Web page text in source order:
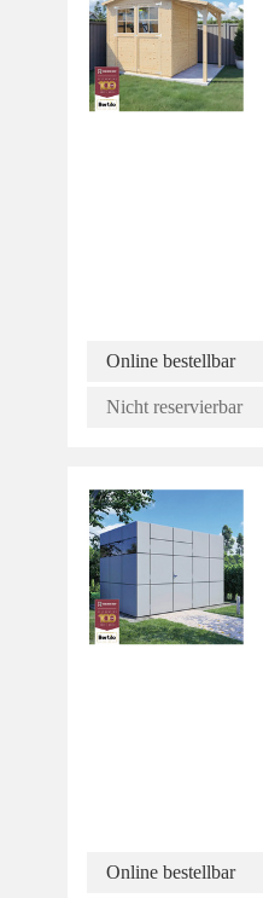
Online bestellbar
Nicht reservierbar
Online bestellbar